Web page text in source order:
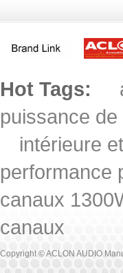
Accessoire
Hot Tags:
puissance de
intérieure
performance
canaux
canaux
Copyright © ACLON AUDIO